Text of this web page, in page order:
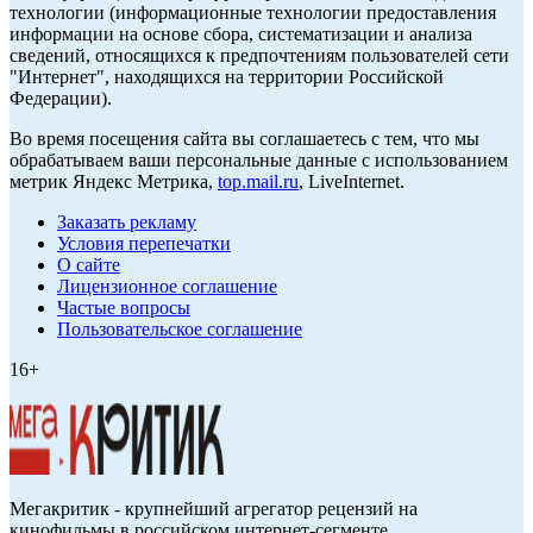
технологии (информационные технологии предоставления
информации на основе сбора, систематизации и анализа
сведений, относящихся к предпочтениям пользователей сети
"Интернет", находящихся на территории Российской
Федерации).
Во время посещения сайта вы соглашаетесь с тем, что мы
обрабатываем ваши персональные данные с использованием
метрик Яндекс Метрика, top.mail.ru, LiveInternet.
Заказать рекламу
Условия перепечатки
О сайте
Лицензионное соглашение
Частые вопросы
Пользовательское соглашение
16+
Мегакритик - крупнейший агрегатор рецензий на